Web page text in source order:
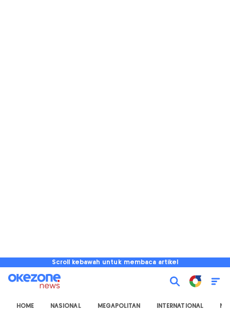
Scroll kebawah untuk membaca artikel
HOME NASIONAL MEGAPOLITAN INTERNATIONAL